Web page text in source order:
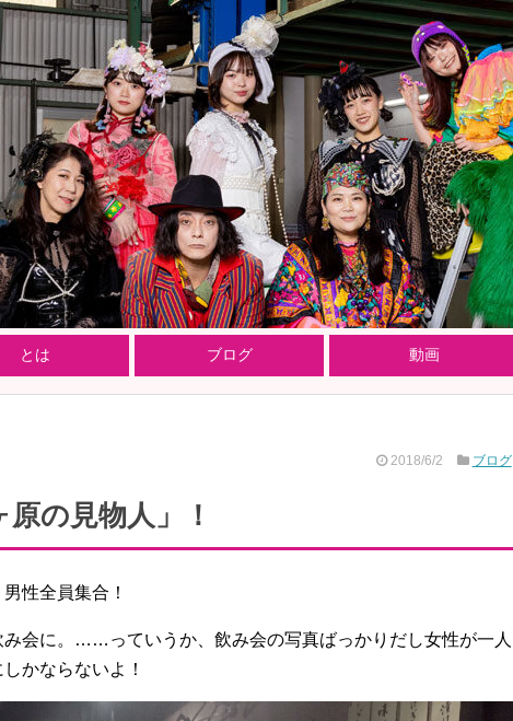
とは ブログ 動画
2018/6/2 ブログ
の見物人」！
性全員集合！
会に。……っていうか、飲み会の写真ばっかりだし女性が一人
かならないよ！